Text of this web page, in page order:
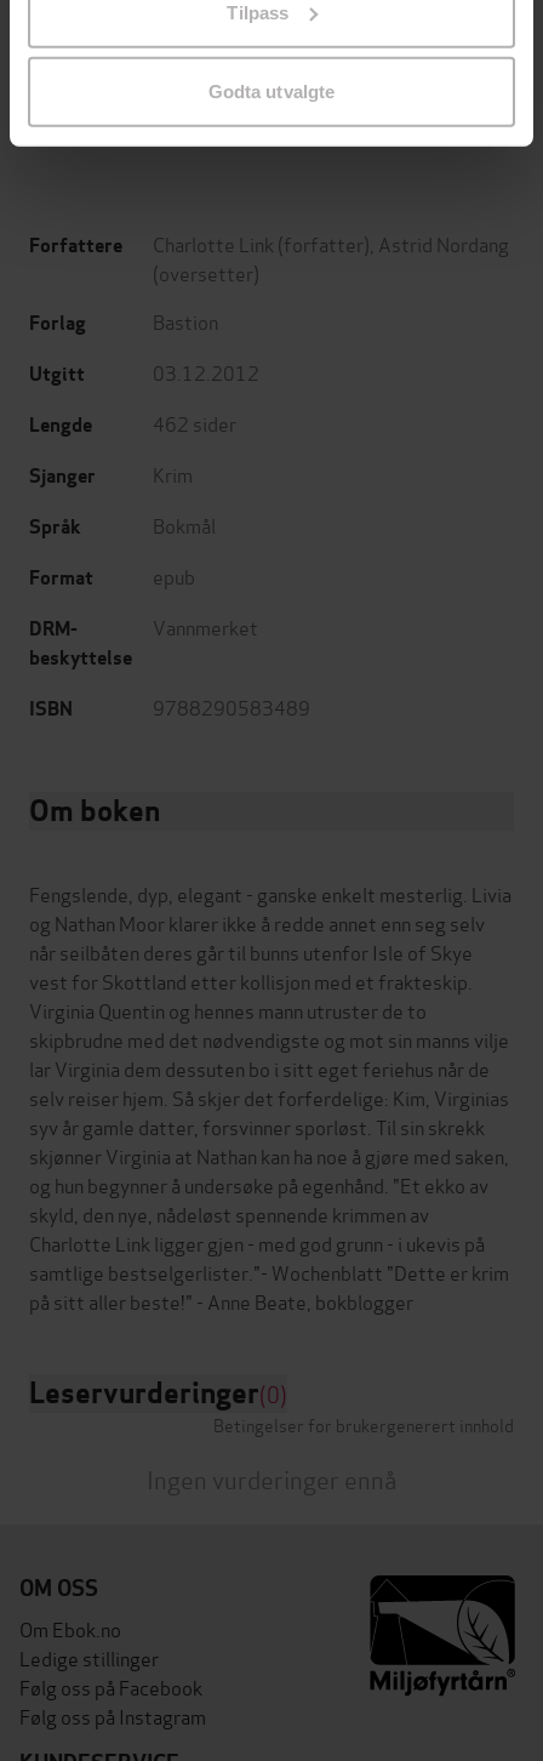
Tilpass
Godta utvalgte
Uten et ord
Linwood Barclay
Kaldere
Forfattere Charlotte Link (forfatter), Astrid Nordang
(oversetter)
Forlag Bastion
Utgitt 03.12.2012
Lengde 462 sider
Sjanger Krim
Språk Bokmål
Format epub
DRM-
beskyttelse
Vannmerket
ISBN 9788290583489
Om boken
Fengslende, dyp, elegant - ganske enkelt mesterlig. Livia
og Nathan Moor klarer ikke å redde annet enn seg selv
når seilbåten deres går til bunns utenfor Isle of Skye
vest for Skottland etter kollisjon med et frakteskip.
Virginia Quentin og hennes mann utruster de to
skipbrudne med det nødvendigste og mot sin manns vilje
lar Virginia dem dessuten bo i sitt eget feriehus når de
selv reiser hjem. Så skjer det forferdelige: Kim, Virginias
syv år gamle datter, forsvinner sporløst. Til sin skrekk
skjønner Virginia at Nathan kan ha noe å gjøre med saken,
og hun begynner å undersøke på egenhånd. "Et ekko av
skyld, den nye, nådeløst spennende krimmen av
Charlotte Link ligger gjen - med god grunn - i ukevis på
samtlige bestselgerlister."- Wochenblatt "Dette er krim
Leservurderinger(0)
Betingelser for brukergenerert innhold
Ingen vurderinger ennå
OM OSS
Om Ebok.no
Ledige stillinger
Følg oss på Facebook
Følg oss på Instagram